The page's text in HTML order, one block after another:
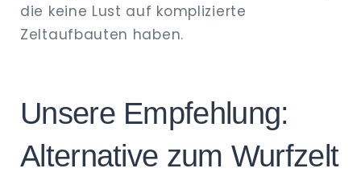
die keine Lust auf komplizierte
Zeltaufbauten haben.
Unsere Empfehlung:
Alternative zum Wurfzelt